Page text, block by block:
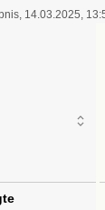
14.03.2025,